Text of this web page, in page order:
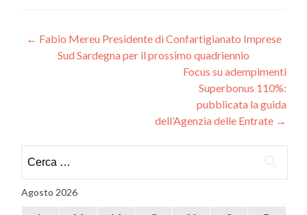
Navigazione
articoli
← Fabio Mereu Presidente di Confartigianato Imprese
Sud Sardegna per il prossimo quadriennio
Focus su adempimenti
Superbonus 110%:
pubblicata la guida
dell’Agenzia delle Entrate →
per:
Agosto 2026